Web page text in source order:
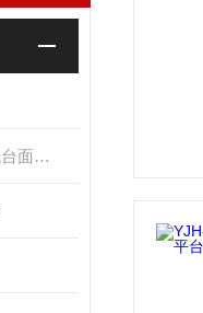
304不锈钢防水电子地磅超低台面带斜坡